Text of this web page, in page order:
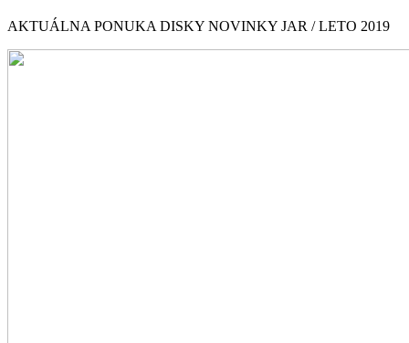
AKTUÁLNA PONUKA DISKY NOVINKY JAR / LETO 2019